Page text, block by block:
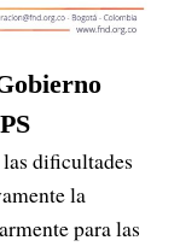
dificultades
la
para las